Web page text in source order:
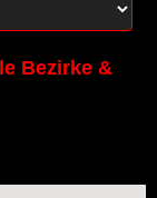
Bezirke &